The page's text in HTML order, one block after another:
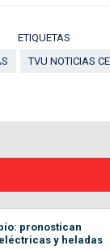
ETIQUETAS
TVU NOTICIAS
pronostican
y heladas